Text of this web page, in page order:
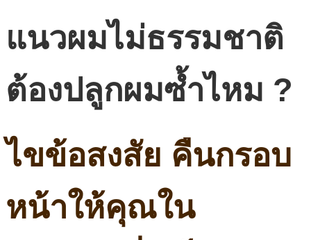
แนวผมไม่ธรรมชาติ
ต้องปลูกผมซ้ำไหม ?
ไขข้อสงสัย คืนกรอบ
หน้าให้คุณใน